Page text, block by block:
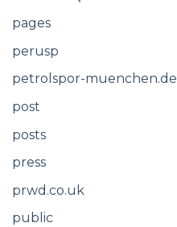
pages
perusp
petrolspor-muenchen.de
post
posts
press
prwd.co.uk
public